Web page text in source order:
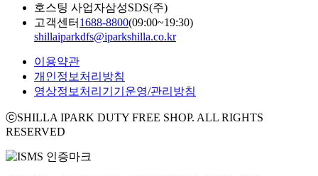
호스팅 사업자삼성SDS(주)
고객센터 1688-8800(09:00~19:30)
shillaiparkdfs@iparkshilla.co.kr
이용약관
개인정보처리방침
영상정보처리기기운영/관리방침
ⓒSHILLA IPARK DUTY FREE SHOP. ALL RIGHTS
RESERVED